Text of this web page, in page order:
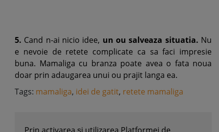
5. Cand n-ai nicio idee, un ou salveaza situatia. Nu
e nevoie de retete complicate ca sa faci impresie
buna. Mamaliga cu branza poate avea o fata noua
doar prin adaugarea unui ou prajit langa ea.
Tags: mamaliga, idei de gatit, retete mamaliga